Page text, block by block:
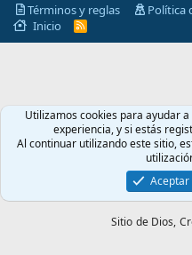
Términos y reglas
Política
Inicio
R
S
Utilizamos cookies para ayudar
experiencia, y si estás
Al continuar utilizando este sitio,
Aceptar
Sitio de Dios,